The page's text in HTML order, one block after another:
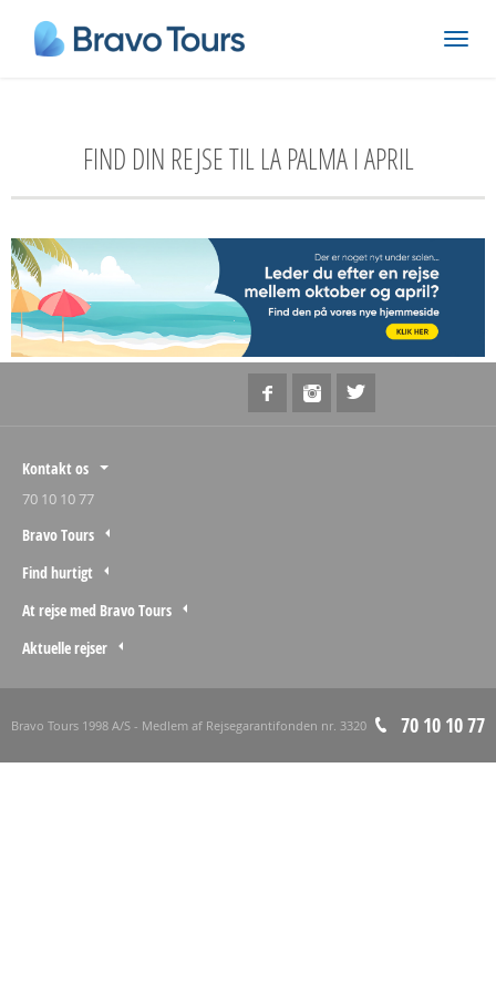
FIND DIN REJSE TIL LA PALMA I APRIL
Kontakt os
70 10 10 77
Bravo Tours
Find hurtigt
At rejse med Bravo Tours
Aktuelle rejser
Bravo Tours 1998 A/S - Medlem af Rejsegarantifonden nr. 3320 70 10 10 77